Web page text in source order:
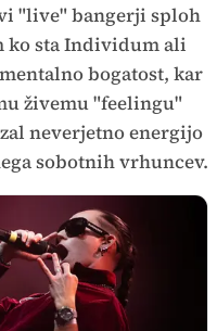
"live" bangerji sploh
ko sta Individum ali
bogatost, kar
živemu "feelingu"
neverjetno energijo
sobotnih vrhuncev.